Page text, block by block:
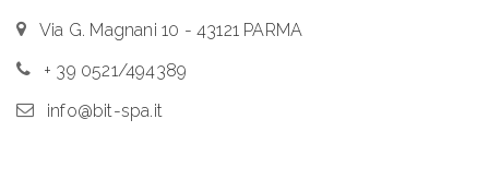
Via G. Magnani 10 - 43121 PARMA
+ 39 0521/494389
info@bit-spa.it